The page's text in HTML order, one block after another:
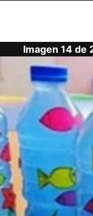
Imagen 14 de